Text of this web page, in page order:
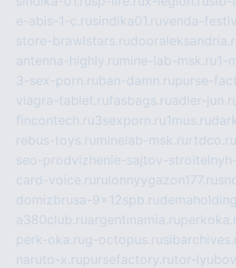
e-abis-1-c.rusindika01.ruvenda-
store-brawlstars.ru
antenna-highly.ru mine-lab-msk.ru1-
3-sex-porn.ruban-damn.rupurse-
viagra-tablet.rufasbags.ruadler-
fincontech.ru3sexporn.ru1mus.ru
rebus-toys.ru minelab-msk.ru rtdco.ru
seo-prodvizhenie-sajtov-
card-voice.ru rulonnyygazon177.ru
domizbrusa-9x12spb.ru
a380club.ruargentinamia.ru
perk-oka.rug-octopus.ru
naruto-x.rupursefactory.rutor-